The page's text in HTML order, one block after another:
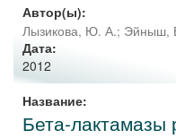
Автор(ы):
Лызикова, Ю. А.; Эйныш,
Дата:
2012
Название:
Бета-лактамазы